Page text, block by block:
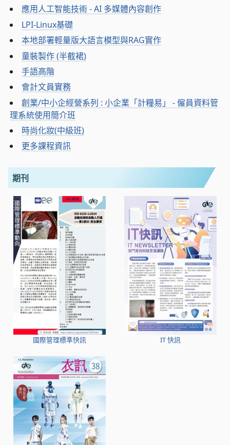
應用人工智能技術 - AI 多媒體內容創作
LPI-Linux基礎
本地部署輕量版大語言模型與RAG實作
童裝製作 (半截裙)
手語高階
會計文員實務
創業/中小企經營系列 : 小企業「計糧易」 - 僱員資料管
理系統使用簡介班
時尚化妝(中級班)
更多課程資訊
期刊
國際管理標準快訊 IT 快訊